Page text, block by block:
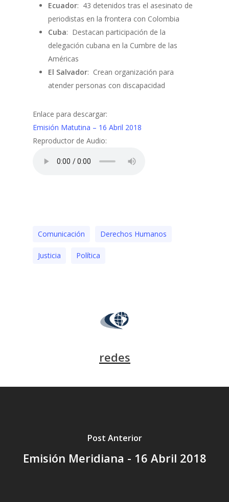
Ecuador: 43 detenidos tras el asesinato de
periodistas en la frontera con Colombia
Cuba: Destacan participación de la
delegación cubana en la Cumbre de las
Américas
El Salvador: Crean organización para
atender personas con discapacidad
Enlace para descargar:
Emisión Matutina – 16 Abril 2018
Reproductor de Audio:
Comunicación Derechos Humanos
Justicia Polí­tica
redes
Post Anterior
Emisión Meridiana - 16 Abril 2018